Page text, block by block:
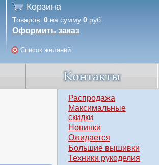
Корзина
Товаров: 0 на сумму 0 руб.
Оформить заказ
Список желаний
Распродажа
Максимальные
скидки
Новинки
Ожидается
Большие вышивки
Техники рукоделия